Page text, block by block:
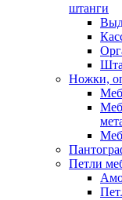
штанги
Ножки,
Петли